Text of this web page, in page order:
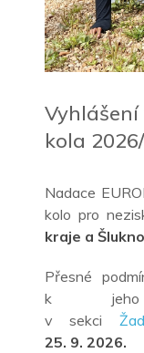
kola
Nadace
kolo pro
kraje a
Přesné
k
v
sekci
25. 9. 2026.